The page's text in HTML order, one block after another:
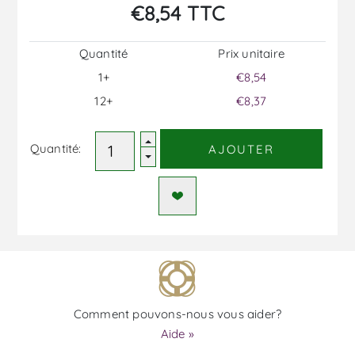
€8,54 TTC
Quantité
1+
12+
Prix ​​unitaire
€8,54
€8,37
Quantité: AJOUTER
Comment pouvons-nous vous aider?
Aide »